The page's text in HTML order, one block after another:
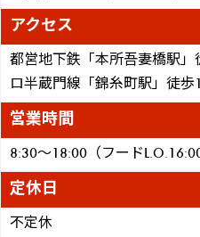
アクセス
都営地下鉄「本所吾妻橋駅」
ロ半蔵門線「錦糸町駅」徒
営業時間
8:30〜18:00（フード
定休日
不定休